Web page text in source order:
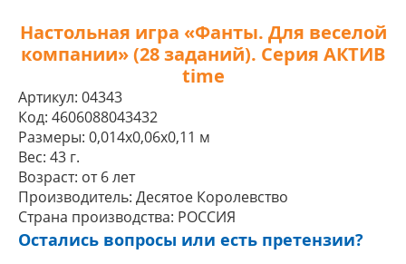
Настольная игра «Фанты. Для веселой
компании» (28 заданий). Серия АКТИВ
time
Артикул: 04343
Код: 4606088043432
Размеры: 0,014x0,06x0,11 м
Вес: 43 г.
Возраст: от 6 лет
Производитель: Десятое Королевство
Страна производства: РОССИЯ
Остались вопросы или есть претензии?